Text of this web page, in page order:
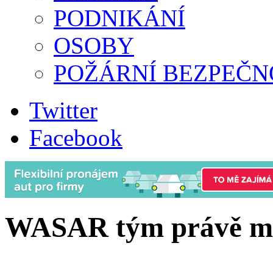
PODNIKÁNÍ
OSOBY
POŽÁRNÍ
Twitter
Facebook
WASAR tým právě